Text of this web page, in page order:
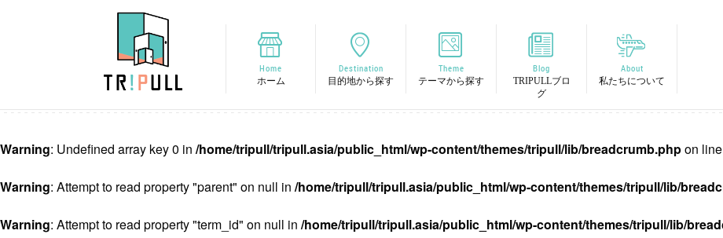
Home
ホーム
Destination
目的地から探す
Theme
テーマから探す
Blog
TRIPULLブロ
グ
About
私たちについて
Warning: Undefined array key 0 in /home/tripull/tripull.asia/public_html/wp-content/themes/tripull/lib/breadcrumb.phpon line
Warning: Attempt to read property "parent" on null in /home/tripull/tripull.asia/public_html/wp-content/themes/tripull/lib/
Warning: Attempt to read property "term_id" on null in /home/tripull/tripull.asia/public_html/wp-content/themes/tripull/lib/